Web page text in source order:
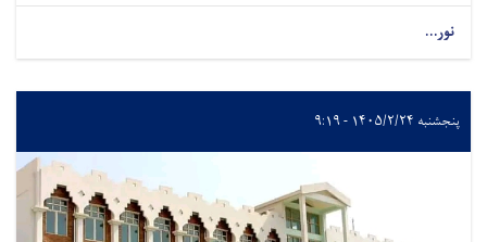
نور...
پنجشنبه ۱۴۰۵/۲/۲۴ - ۹:۱۹